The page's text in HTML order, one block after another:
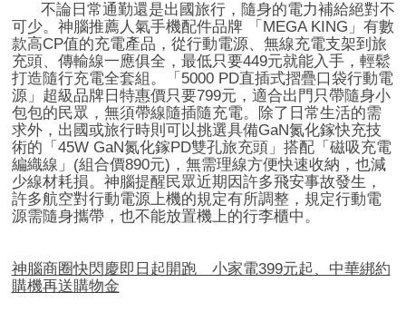
不論日常通勤還是出國旅行，隨身的電力補給絕對不
可少。神腦推薦人氣手機配件品牌 「 MEGA KING 」有數
款高CP值的充電產品，從行動電源、無線充電支架到旅
充頭、傳輸線一應俱全，最低只要449元就能入手，輕鬆
打造隨行充電全套組。「 5000 PD直插式摺疊口袋行動電
源」超級品牌日特惠價只要799元，適合出門只帶隨身小
包包的民眾，無須帶線隨插隨充電。除了日常生活的需
求外，出國或旅行時則可以挑選具備GaN氮化鎵快充技
術的「 45W GaN氮化鎵PD雙孔旅充頭」搭配「磁吸充電
編織線」 (組合價890元) ，無需理線方便快速收納，也減
少線材耗損。神腦提醒民眾近期因許多飛安事故發生，
許多航空對行動電源上機的規定有所調整，規定行動電
源需隨身攜帶，也不能放置機上的行李櫃中。
神腦商圈快閃慶即日起開跑 小家電399元起、中華綁約
購機再送購物金